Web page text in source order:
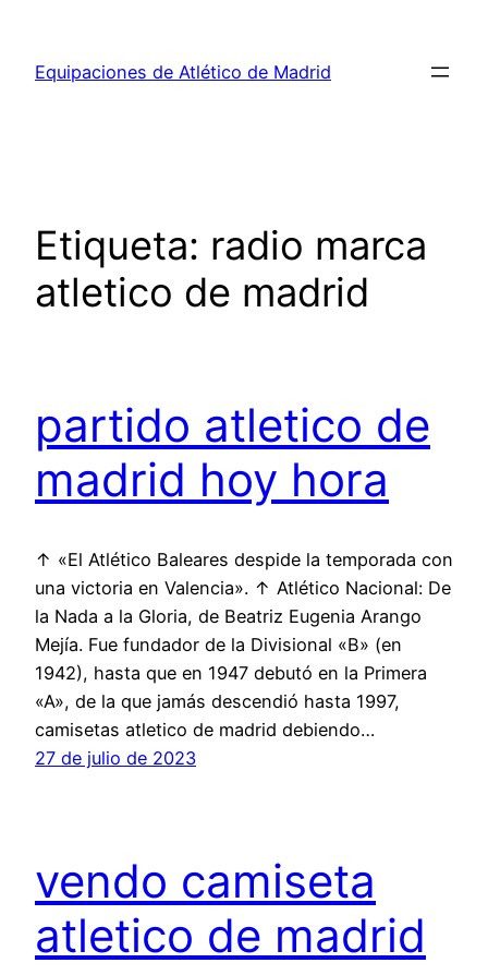
contenido
Equipaciones de Atlético de Madrid
Etiqueta: radio marca
atletico de madrid
partido atletico de
madrid hoy hora
↑ «El Atlético Baleares despide la temporada con
una victoria en Valencia». ↑ Atlético Nacional: De
la Nada a la Gloria, de Beatriz Eugenia Arango
Mejía. Fue fundador de la Divisional «B» (en
1942), hasta que en 1947 debutó en la Primera
«A», de la que jamás descendió hasta 1997,
camisetas atletico de madrid debiendo…
27 de julio de 2023
vendo camiseta
atletico de madrid